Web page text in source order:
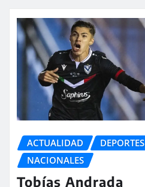
ACTUALIDAD
DEPORTES
NACIONALES
Tobías Andrada